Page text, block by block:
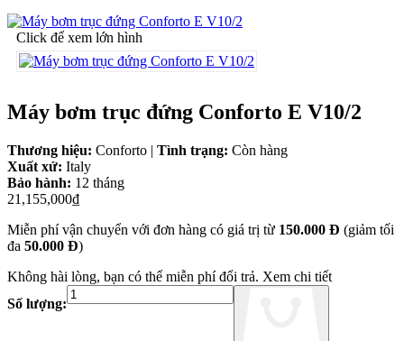
Click để xem lớn hình
Máy bơm trục đứng Conforto E V10/2
Thương hiệu: Conforto | Tình trạng: Còn hàng
Xuất xứ: Italy
Bảo hành: 12 tháng
21,155,000₫
Miễn phí vận chuyển với đơn hàng có giá trị từ 150.000 Đ (giảm tối
đa 50.000 Đ)
Không hài lòng, bạn có thể miễn phí đổi trả. Xem chi tiết
Số lượng: